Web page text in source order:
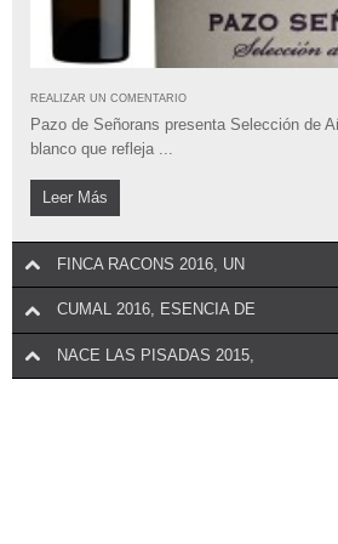
REALIZAR UN COMENTARIO
emblemático, ...
Leer Más
REALIZAR UN COMENTARIO
Pazo de Señorans presenta Selección de
blanco que refleja ...
Leer Más
FINCA RACONS 2016, UN
CUMAL 2016, ESENCIA DE
NACE LAS PISADAS 2015,